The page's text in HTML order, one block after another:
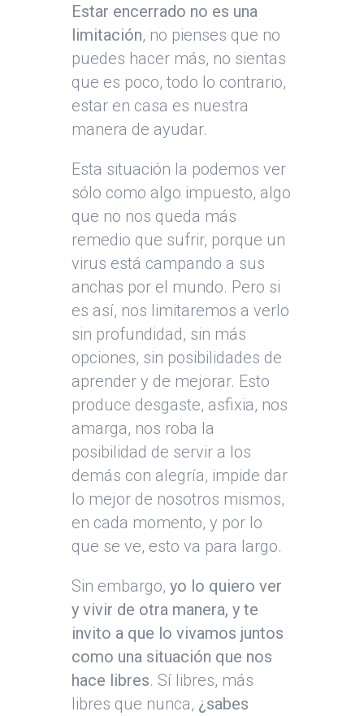
Estar encerrado no es una
limitación, no pienses que no
puedes hacer más, no sientas
que es poco, todo lo contrario,
estar en casa es nuestra
manera de ayudar.
Esta situación la podemos ver
sólo como algo impuesto, algo
que no nos queda más
remedio que sufrir, porque un
virus está campando a sus
anchas por el mundo. Pero si
es así, nos limitaremos a verlo
sin profundidad, sin más
opciones, sin posibilidades de
aprender y de mejorar. Esto
produce desgaste, asfixia, nos
amarga, nos roba la
posibilidad de servir a los
demás con alegría, impide dar
lo mejor de nosotros mismos,
en cada momento, y por lo
que se ve, esto va para largo.
Sin embargo,yo lo quiero ver
y vivir de otra manera, y te
invito a que lo vivamos juntos
como una situación que nos
hace libres. Sí libres, más
libres que nunca, ¿sabes